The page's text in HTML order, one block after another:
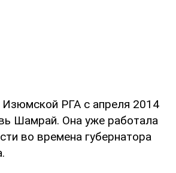
Изюмской РГА с апреля 2014
Шамрай. Она уже работала
во времена губернатора